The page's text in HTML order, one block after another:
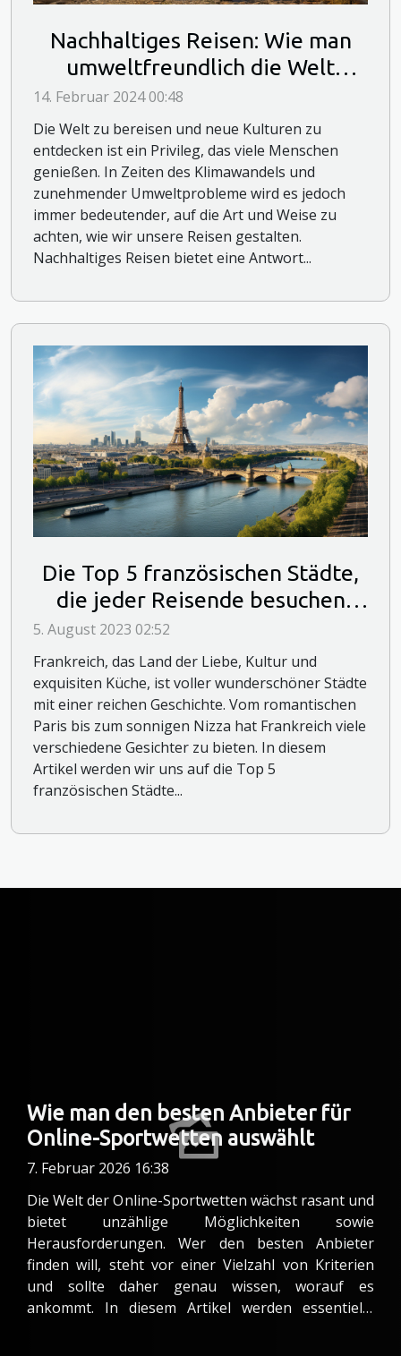
Nachhaltiges Reisen: Wie man
umweltfreundlich die Welt
erkunden kann
14. Februar 2024 00:48
Die Welt zu bereisen und neue Kulturen zu
entdecken ist ein Privileg, das viele Menschen
genießen. In Zeiten des Klimawandels und
zunehmender Umweltprobleme wird es jedoch
immer bedeutender, auf die Art und Weise zu
achten, wie wir unsere Reisen gestalten.
Nachhaltiges Reisen bietet eine Antwort...
Die Top 5 französischen Städte,
die jeder Reisende besuchen
5. August 2023 02:52
Frankreich, das Land der Liebe, Kultur und
exquisiten Küche, ist voller wunderschöner Städte
mit einer reichen Geschichte. Vom romantischen
Paris bis zum sonnigen Nizza hat Frankreich viele
verschiedene Gesichter zu bieten. In diesem
Artikel werden wir uns auf die Top 5
französischen Städte...
Wie man den besten Anbieter für
Online-Sportwetten auswählt
7. Februar 2026 16:38
Die Welt der Online-Sportwetten wächst rasant und
bietet unzählige Möglichkeiten sowie
Herausforderungen. Wer den besten Anbieter
finden will, steht vor einer Vielzahl von Kriterien
und sollte daher genau wissen, worauf es
ankommt. In diesem Artikel werden essentielle